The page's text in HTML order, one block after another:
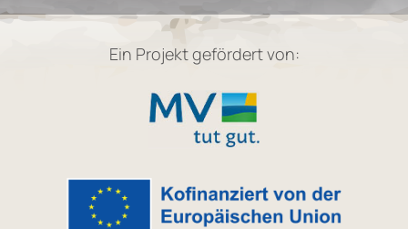
Ein Projekt gefördert von: